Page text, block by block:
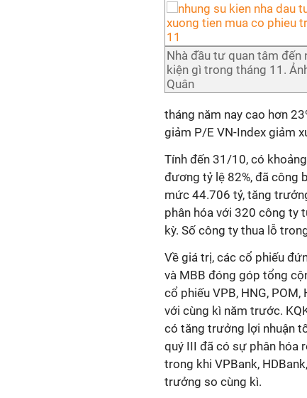
Nhà đầu tư quan tâm đến
kiện gì trong tháng 11.
Quân
tháng năm nay cao hơn
giảm P/E VN-Index giảm
Tính đến 31/10, có
đương tỷ lệ 82%, đã công
mức 44.706 tỷ, tăng
phân hóa với 320 công ty
kỳ. Số công ty thua lỗ
Về giá trị, các cổ phiếu
và MBB đóng góp tổng
cổ phiếu VPB, HNG,
với cùng kì năm trước.
có tăng trưởng lợi nhuận
quý III đã có sự phân hóa
trong khi VPBank,
trưởng so cùng kì.